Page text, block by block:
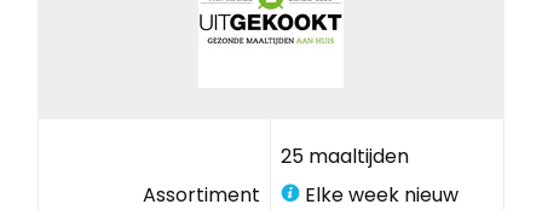
Assortiment
25 maaltijden
Elke week nieuw